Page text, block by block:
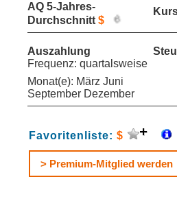
AQ 5-Jahres-
Durchschnitt $
Auszahlung
Frequenz: quartalsweise
Monat(e): März Juni
September Dezember
Favoritenliste: $
> Premium-Mitglied werden